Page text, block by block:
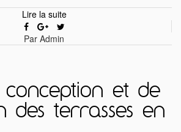
Lire la suite
Par Admin
conception et de
des terrasses en